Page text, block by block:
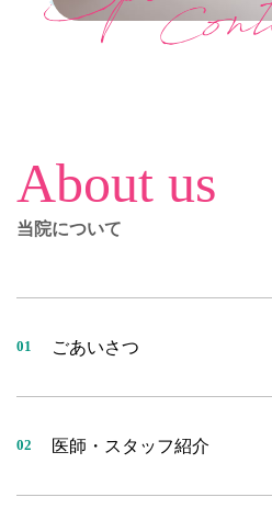
About us
当院について
01 ごあいさつ
02 医師・スタッフ紹介